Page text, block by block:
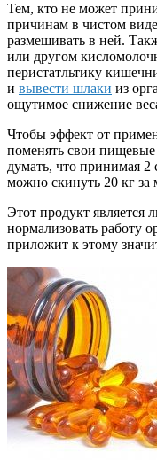
Тем, кто не может
причинам в чистом
размешивать в ней.
или другом
перистатльтику
и вывести шлаки из
ощутимое снижение
Чтобы эффект от
поменять свои
думать, что принимая 2
можно скинуть 20 кг за
Этот продукт является
нормализовать работу
приложит к этому